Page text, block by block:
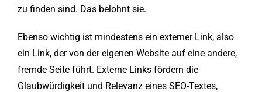
zu finden sind. Das belohnt sie.
Ebenso wichtig ist mindestens ein externer Link, also
ein Link, der von der eigenen Website auf eine andere,
fremde Seite führt. Externe Links fördern die
Glaubwürdigkeit und Relevanz eines SEO-Textes,